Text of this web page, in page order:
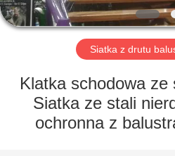
WYCIECZKA
FABRYCE
KONTROLA
Siatka z drutu
Klatka schodowa ze
Siatka ze stali
ochronna z